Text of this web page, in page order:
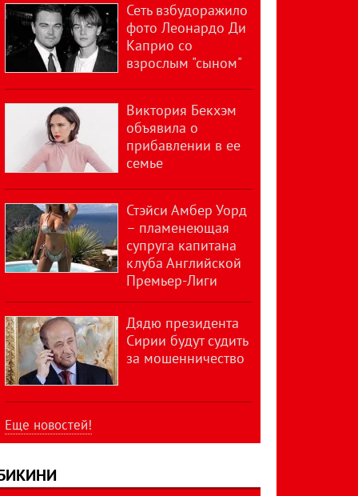
Сеть взбудоражило
фото Леонардо Ди
Каприо со
взрослым "сыном"
Виктория Бекхэм
объявила о
прибавлении в ее
семье
Стэйси Амбер Уорд
– пламенеющая
супруга капитана
клуба Английской
Премьер-Лиги
Дядю президента
Сирии будут судить
за мошенничество
Еще новостей!